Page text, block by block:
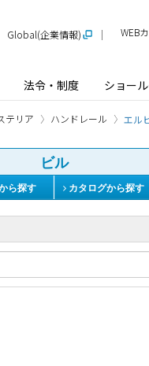
法令・制度 ショー
Global(企業情報) WEB
テリア ハンドレール エル
ビル
ら探す カタログから探す